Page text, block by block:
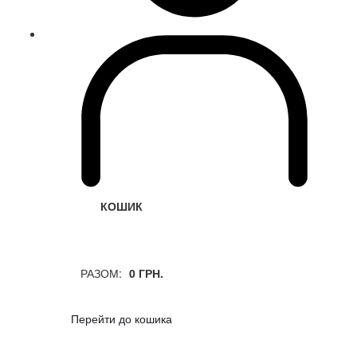
КОШИК
РАЗОМ: 0 ГРН.
Перейти до кошика